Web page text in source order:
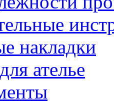
накладки
ателье